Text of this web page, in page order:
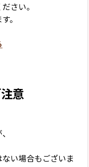
さい。
。
意
い場合もございま